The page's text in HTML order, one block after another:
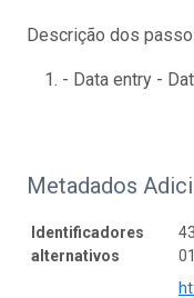
Descrição dos
- Data entry -
Metadados
Identificadores
alternativos